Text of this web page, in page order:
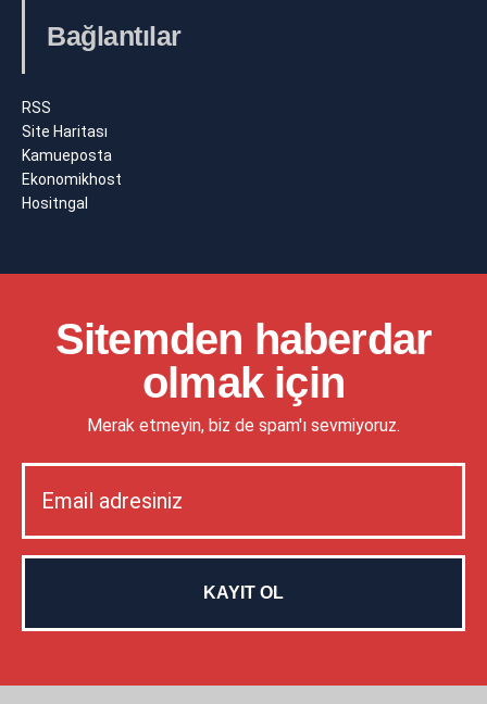
Bağlantılar
RSS
Site Haritası
Kamueposta
Ekonomikhost
Hositngal
Sitemden haberdar
olmak için
Merak etmeyin, biz de spam'ı sevmiyoruz.